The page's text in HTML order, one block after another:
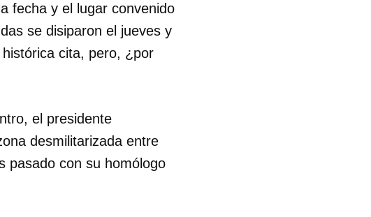
fecha y el lugar convenido
se disiparon el jueves y
cita, pero, ¿por
el presidente
desmilitarizada entre
pasado con su homólogo